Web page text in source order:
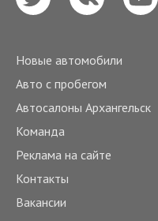
Новые автомобили
Авто с пробегом
Автосалоны Архангельск
Команда
Реклама на сайте
Контакты
Вакансии